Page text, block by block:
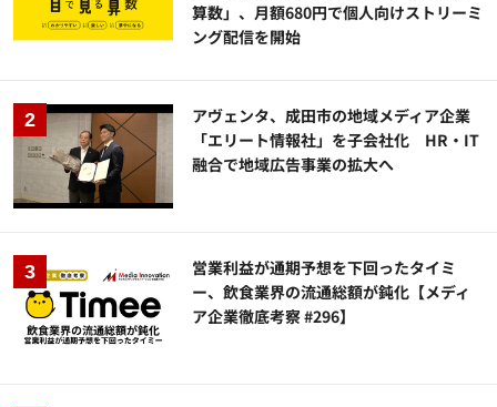
算数」、月額680円で個人向けストリーミ
ング配信を開始
アヴェンタ、成田市の地域メディア企業
「エリート情報社」を子会社化 HR・IT
融合で地域広告事業の拡大へ
営業利益が通期予想を下回ったタイミ
ー、飲食業界の流通総額が鈍化【メディ
ア企業徹底考察 #296】